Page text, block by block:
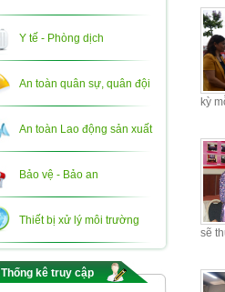
Y tế - Phòng dịch
An toàn quân sự, quân đội
An toàn Lao động sản xuất
Bảo vệ - Bảo an
Thiết bị xử lý môi trường
Thống kê truy cập
kỳ
sẽ